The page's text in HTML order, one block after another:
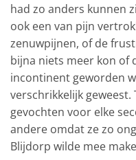
had zo anders kunnen
ook een van pijn
zenuwpijnen, of de
bijna niets meer kon of
incontinent geworden
verschrikkelijk
gevochten voor elke
andere omdat ze zo
Blijdorp wilde mee